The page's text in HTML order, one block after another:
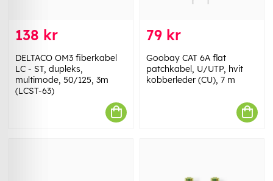
138 kr
DELTACO OM3 fiberkabel
LC - ST, dupleks,
multimode, 50/125, 3m
(LCST-63)
79 kr
Goobay CAT 6A flat
patchkabel, U/UTP, hvit
kobberleder (CU), 7 m